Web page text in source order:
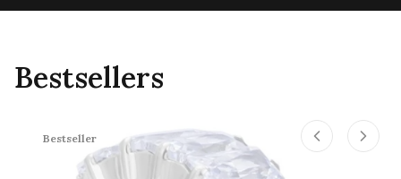
Bestsellers
Bestseller